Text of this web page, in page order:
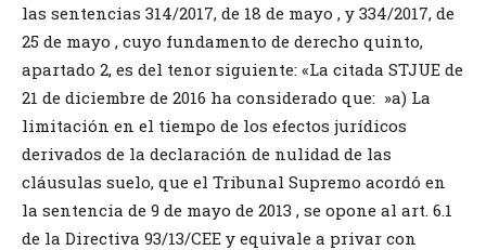
las sentencias 314/2017, de 18 de mayo , y 334/2017, de
25 de mayo , cuyo fundamento de derecho quinto,
apartado 2, es del tenor siguiente: «La citada STJUE de
21 de diciembre de 2016 ha considerado que: »a) La
limitación en el tiempo de los efectos jurídicos
derivados de la declaración de nulidad de las
cláusulas suelo, que el Tribunal Supremo acordó en
la sentencia de 9 de mayo de 2013 , se opone al art. 6.1
de la Directiva 93/13/CEE y equivale a privar con